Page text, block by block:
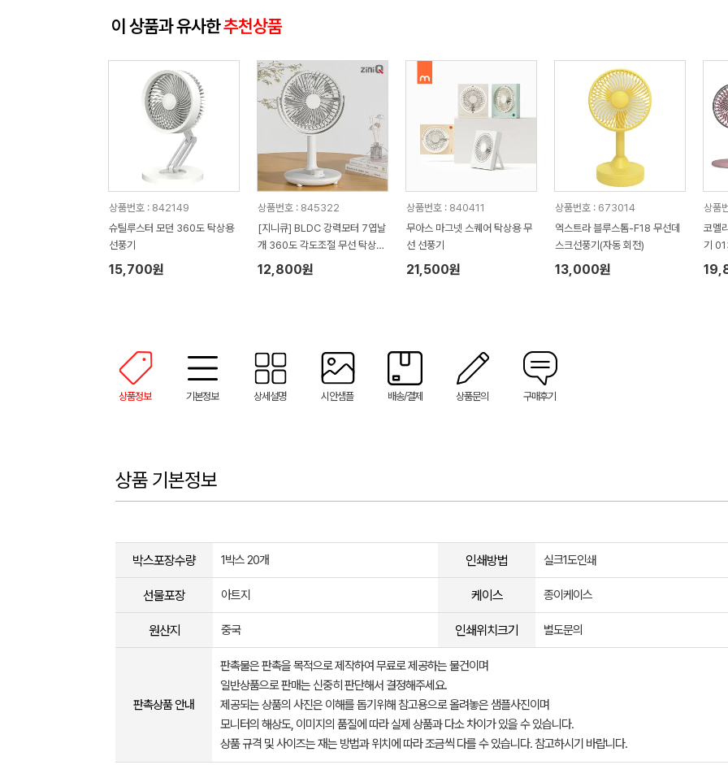
이 상품과 유사한추천상품
상품번호 : 842149
슈틸루스터 모던 360도 탁상용
선풍기
15,700원
상품번호 : 845322
[지니큐] BLDC 강력모터 7엽날
개 360도 각도조절 무선 탁상용
미니선풍기 FN-760M (170m
m x 140mm x 270mm / 381
12,800원
상품번호 : 840411
무아스 마그넷 스퀘어 탁상용 무
선 선풍기
21,500원
상품번호 : 673014
엑스트라 블루스톰-F18 무선데
스크선풍기(자동 회전)
13,000원
상품
코멜
기
상품정보 기본정보 상세설명 시안샘플 배송/결제 상품문의 구매후기
상품 기본정보
박스포장수량 1박스 20개 인쇄방법 실크1도인쇄
선물포장 아트지 케이스 종이케이스
원산지 중국 인쇄위치크기 별도문의
판촉상품 안내
판촉물은 판촉을 목적으로 제작하여 무료로 제공하는 물건이며
일반상품으로 판매는 신중히 판단해서 결정해주세요.
제공되는 상품의 사진은 이해를 돕기위해 참고용으로 올려놓은 샘플사진이며
모니터의 해상도, 이미지의 품질에 따라 실제 상품과 다소 차이가 있을 수 있습니다.
상품 규격 및 사이즈는 재는 방법과 위치에 따라 조금씩 다를 수 있습니다. 참고하시기 바랍니다.